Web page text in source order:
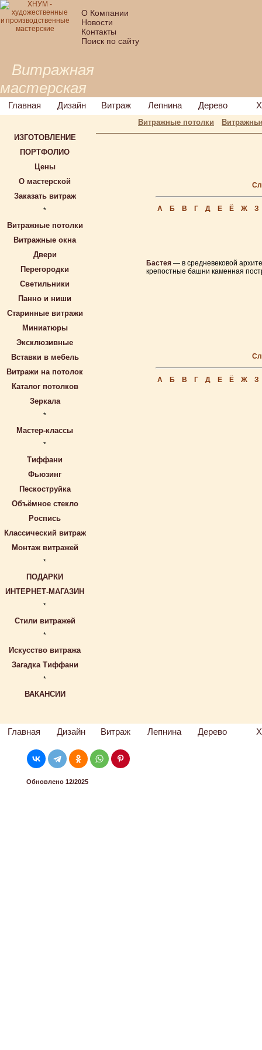
О Компании
Новости
Контакты
Поиск по сайту
Витражная
мастерская
Главная Дизайн Витраж Лепнина Дерево
Витражные потолки
ИЗГОТОВЛЕНИЕ
ПОРТФОЛИО
Цены
О мастерской
Заказать витраж
*
Витражные потолки
Витражные окна
Двери
Перегородки
Светильники
Панно и ниши
Старинные витражи
Миниатюры
Эксклюзивные
Вставки в мебель
Витражи на потолок
Каталог потолков
Зеркала
*
Мастер-классы
*
Тиффани
Фьюзинг
Пескоструйка
Объёмное стекло
Роспись
Классический витраж
Монтаж витражей
*
ПОДАРКИ
ИНТЕРНЕТ-МАГАЗИН
*
Стили витражей
*
Искусство витража
Загадка Тиффани
*
ВАКАНСИИ
А Б В Г Д Е Ё Ж З
Бастея — в средневековой
крепостные башни каменная
А Б В Г Д Е Ё Ж З
Главная Дизайн Витраж Лепнина Дерево
Обновлено 12/2025